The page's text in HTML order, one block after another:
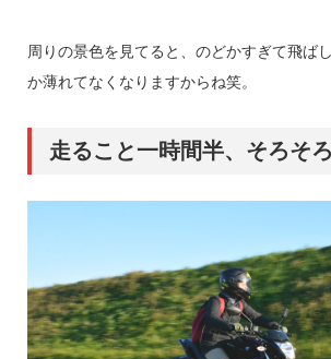
周りの景色を見てると、のどかすぎて飛ば
か薄れてなくなりますからね笑。
走ること一時間半、そろそ